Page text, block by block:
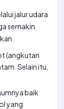
jalur udara
semakin
(angkutan
Selain itu,
baik
yang